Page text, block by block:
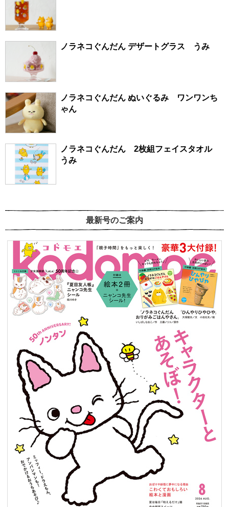
ノラネコぐんだん デザートグラス うみ
ノラネコぐんだん ぬいぐるみ ワンワンち
ゃん
ノラネコぐんだん 2枚組フェイスタオル
うみ
最新号のご案内